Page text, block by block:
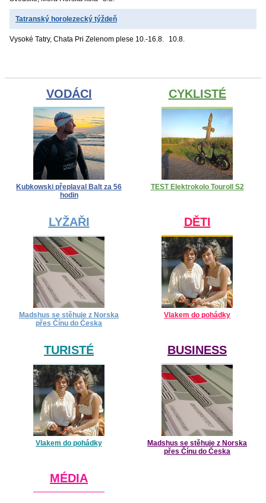
Tatranský horolezecký týždeň
Vysoké Tatry, Chata Pri Zelenom plese 10.-16.8. 10.8.
VODÁCI
Kubkowski přeplaval Balt za 56
hodin
CYKLISTÉ
TEST Elektrokolo Touroll S2
LYŽAŘI
Madshus se stěhuje z Norska
přes Čínu do Česka
DĚTI
Vlakem do pohádky
TURISTÉ
Vlakem do pohádky
BUSINESS
Madshus se stěhuje z Norska
přes Čínu do Česka
MÉDIA